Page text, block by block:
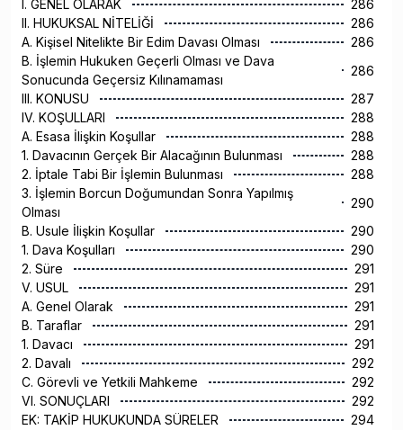
I. GENEL OLARAK
286
II. HUKUKSAL NİTELİĞİ
286
A. Kişisel Nitelikte Bir Edim Davası Olması
286
B. İşlemin Hukuken Geçerli Olması ve Dava
Sonucunda Geçersiz Kılınamaması
286
III. KONUSU
287
IV. KOŞULLARI
288
A. Esasa İlişkin Koşullar
288
1. Davacının Gerçek Bir Alacağının Bulunması
288
2. İptale Tabi Bir İşlemin Bulunması
288
3. İşlemin Borcun Doğumundan Sonra Yapılmış
Olması
290
B. Usule İlişkin Koşullar
290
1. Dava Koşulları
290
2. Süre
291
V. USUL
291
A. Genel Olarak
291
B. Taraflar
291
1. Davacı
291
2. Davalı
292
C. Görevli ve Yetkili Mahkeme
292
VI. SONUÇLARI
292
EK: TAKİP HUKUKUNDA SÜRELER
294